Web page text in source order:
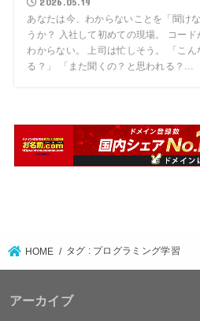
あなたは今、わからないことを「聞け
うか？ 入社して初めての現場。 コー
わからない。 上司は忙しそう。 「こ
る？」 「また聞くの？と思われる？…
HOME タグ : プログラミング学習
アーカイブ